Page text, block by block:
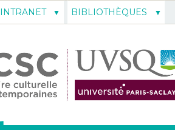
INTRANET BIBLIOTHÈQUES